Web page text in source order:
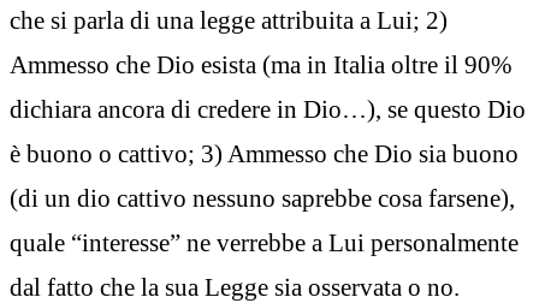
che si parla di una legge attribuita a Lui; 2)
Ammesso che Dio esista (ma in Italia oltre il 90%
dichiara ancora di credere in Dio…), se questo Dio
è buono o cattivo; 3) Ammesso che Dio sia buono
(di un dio cattivo nessuno saprebbe cosa farsene),
quale “interesse” ne verrebbe a Lui personalmente
dal fatto che la sua Legge sia osservata o no.